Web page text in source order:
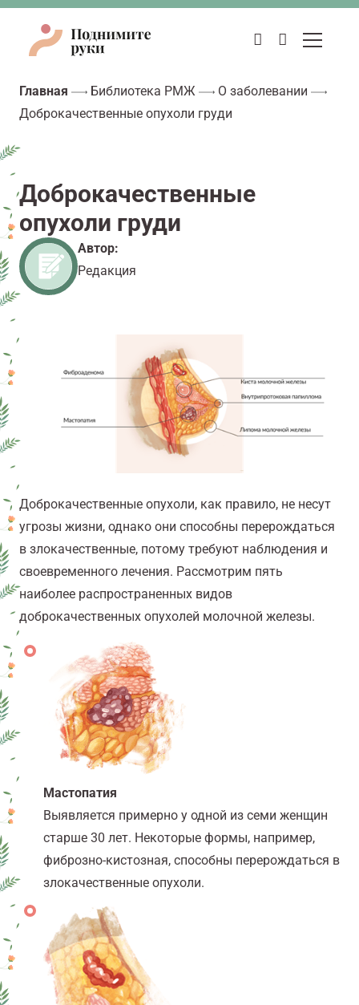
Главная Библиотека РМЖ
О заболевании
Доброкачественные опухоли груди
Доброкачественные
опухоли груди
Автор:
Редакция
Доброкачественные опухоли, как правило, не несут
угрозы жизни, однако они способны перерождаться
в злокачественные, потому требуют наблюдения и
своевременного лечения. Рассмотрим пять
наиболее распространенных видов
доброкачественных опухолей молочной железы.
Мастопатия
Выявляется примерно у одной из семи женщин
старше 30 лет. Некоторые формы, например,
фиброзно-кистозная, способны перерождаться в
злокачественные опухоли.